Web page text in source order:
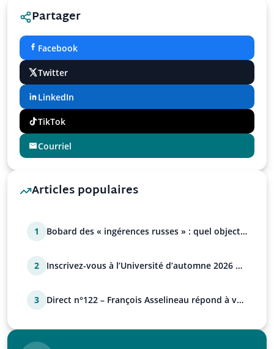
Partager
Facebook
Twitter
LinkedIn
TikTok
Courriel
Articles populaires
1
Bobard des « ingérences russes » : quel objectif
2
Inscrivez-vous à l’Université d’automne 2026 de
3
Direct n°122 – François Asselineau répond à vos